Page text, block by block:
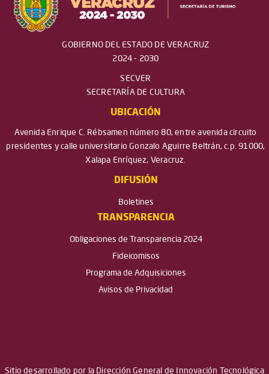
GOBIERNO DEL ESTADO DE VERACRUZ
2024 - 2030
SECVER
SECRETARÍA DE CULTURA
UBICACIÓN
Avenida Enrique C. Rébsamen número 80, entre avenida circuito
presidentes y calle universitario Gonzalo Aguirre Beltrán, c.p. 91000,
Xalapa Enríquez, Veracruz.
DIFUSIÓN
Boletines
TRANSPARENCIA
Obligaciones de Transparencia 2024
Fideicomisos
Programa de Adquisiciones
Avisos de Privacidad
Sitio desarrollado por la Dirección General de Innovación Tecnológica